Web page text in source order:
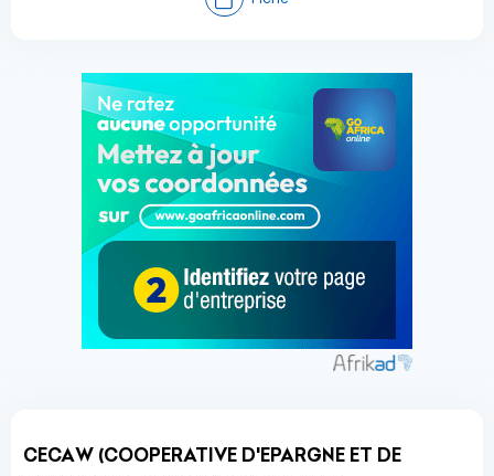
CECAW (COOPERATIVE D'EPARGNE ET DE